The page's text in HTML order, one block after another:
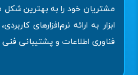
مشتریان خود را به بهترین شکل
ابزار به ارائه نرم‌افزارهای
فناوری اطلاعات و پشتیبانی